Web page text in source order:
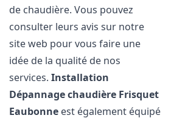
de chaudière. Vous pouvez
consulter leurs avis sur notre
site web pour vous faire une
idée de la qualité de nos
services.Installation
Dépannage chaudière Frisquet
Eaubonne est également équipé